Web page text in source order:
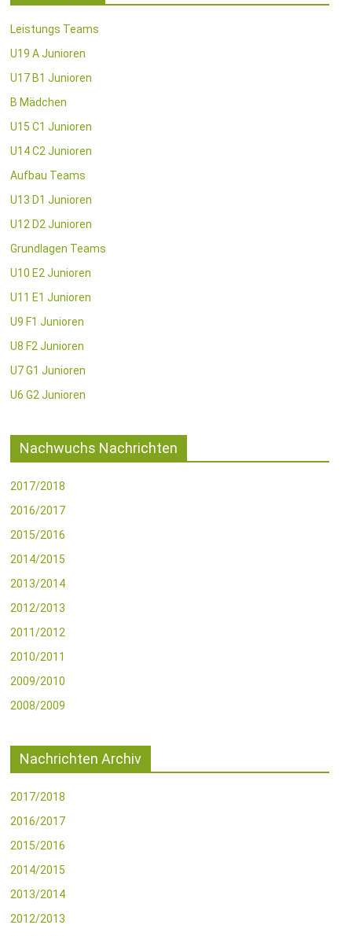
Leistungs Teams
U19 A Junioren
U17 B1 Junioren
B Mädchen
U15 C1 Junioren
U14 C2 Junioren
Aufbau Teams
U13 D1 Junioren
U12 D2 Junioren
Grundlagen Teams
U10 E2 Junioren
U11 E1 Junioren
U9 F1 Junioren
U8 F2 Junioren
U7 G1 Junioren
U6 G2 Junioren
Nachwuchs Nachrichten
2017/2018
2016/2017
2015/2016
2014/2015
2013/2014
2012/2013
2011/2012
2010/2011
2009/2010
2008/2009
Nachrichten Archiv
2017/2018
2016/2017
2015/2016
2014/2015
2013/2014
2012/2013